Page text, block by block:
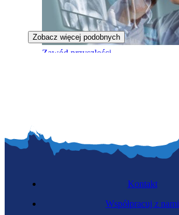
Zawód przyszłości
Zobacz więcej podobnych
Kontakt
Współpracuj z nami